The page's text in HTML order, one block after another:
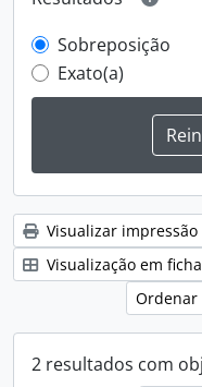
Sobreposição
Exato(a)
Visualizar impressão
Visualização em ficha
2 resultados com